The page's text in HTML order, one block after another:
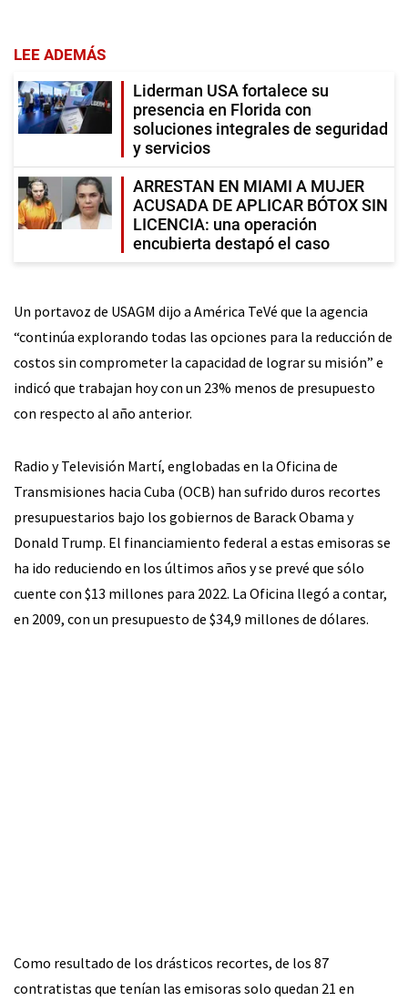
LEE ADEMÁS
Liderman USA fortalece su
presencia en Florida con
soluciones integrales de seguridad
y servicios
ARRESTAN EN MIAMI A MUJER
ACUSADA DE APLICAR BÓTOX SIN
LICENCIA: una operación
encubierta destapó el caso
Un portavoz de USAGM dijo a América TeVé que la agencia
“continúa explorando todas las opciones para la reducción de
costos sin comprometer la capacidad de lograr su misión” e
indicó que trabajan hoy con un 23% menos de presupuesto
con respecto al año anterior.
Radio y Televisión Martí, englobadas en la Oficina de
Transmisiones hacia Cuba (OCB) han sufrido duros recortes
presupuestarios bajo los gobiernos de Barack Obama y
Donald Trump. El financiamiento federal a estas emisoras se
ha ido reduciendo en los últimos años y se prevé que sólo
cuente con $13 millones para 2022. La Oficina llegó a contar,
en 2009, con un presupuesto de $34,9 millones de dólares.
Como resultado de los drásticos recortes, de los 87
contratistas que tenían las emisoras solo quedan 21 en